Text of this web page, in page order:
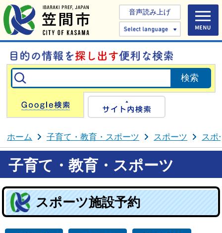
音声読み上げ
Select
Google検索
ホーム 子育て・教育・スポーツ スポーツ スポ
子育て・教育・スポーツ
スポーツ施設予約